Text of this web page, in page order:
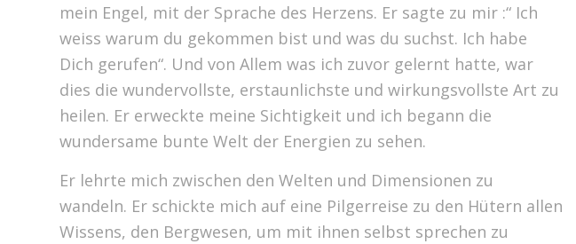
mein Engel, mit der Sprache des Herzens. Er sagte zu mir :“ Ich
weiss warum du gekommen bist und was du suchst. Ich habe
Dich gerufen“. Und von Allem was ich zuvor gelernt hatte, war
dies die wundervollste, erstaunlichste und wirkungsvollste Art zu
heilen. Er erweckte meine Sichtigkeit und ich begann die
wundersame bunte Welt der Energien zu sehen.
Er lehrte mich zwischen den Welten und Dimensionen zu
wandeln. Er schickte mich auf eine Pilgerreise zu den Hütern allen
Wissens, den Bergwesen, um mit ihnen selbst sprechen zu